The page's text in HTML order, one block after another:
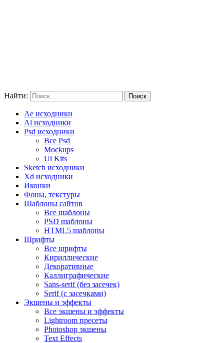
Найти:
Ae исходники
Ai исходники
Psd исходники
Все Psd
Mockups
Ui Kits
Sketch исходники
Xd исходники
Иконки
Фоны, текстуры
Шаблоны сайтов
Все шаблоны
PSD шаблоны
HTML5 шаблоны
Шрифты
Все шрифты
Кириллические
Декоративные
Каллиграфические
Sans-serif (без засечек)
Serif (с засечками)
Экшены и эффекты
Все экшены и эффекты
Lightroom пресеты
Photoshop экшены
Text Effects